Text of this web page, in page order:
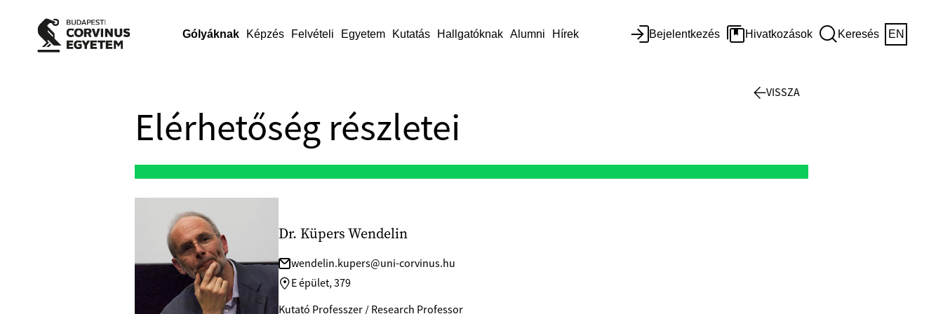
Gólyáknak Képzés Felvételi Egyetem Kutatás Hallgatóknak Alumni Hírek Bejelentkezés Hivatkozások Keresés EN
Elérhetőség részletei
Dr. Küpers Wendelin
wendelin.kupers@uni-corvinus.hu
E épület, 379
Kutató Professzer / Research Professor
VISSZA